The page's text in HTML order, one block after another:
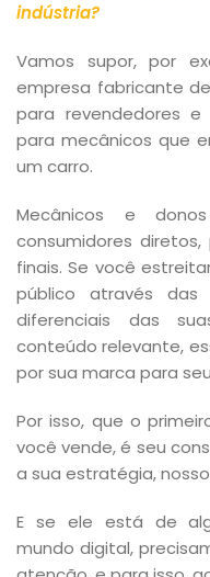
indústria?
Vamos supor, por
empresa fabricante
para revendedores e
para mecânicos que
um carro.
Mecânicos e
consumidores
finais. Se você
público através das
diferenciais das
conteúdo relevante,
por sua marca para
Por isso, que o
você vende, é seu
a sua estratégia,
E se ele está de
mundo digital,